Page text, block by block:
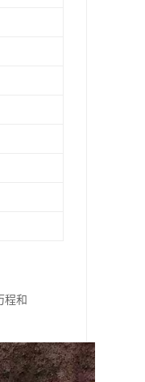
程和